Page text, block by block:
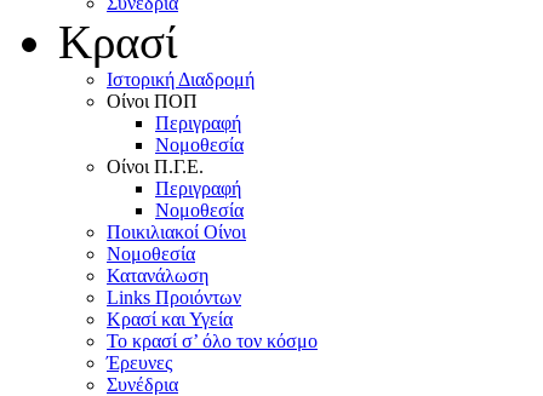
Κρασί
Iστορική Διαδρομή
Oίνοι ΠOΠ
Περιγραφή
Nομοθεσία
Oίνοι Π.Γ.E.
Περιγραφή
Νομοθεσία
Ποικιλιακοί Oίνοι
Nομοθεσία
Κατανάλωση
Links Προιόντων
Κρασί και Υγεία
To κρασί σ’ όλο τον κόσμο
Έρευνες
Συνέδρια